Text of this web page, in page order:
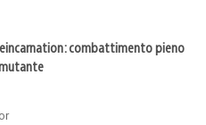
combattimento pieno